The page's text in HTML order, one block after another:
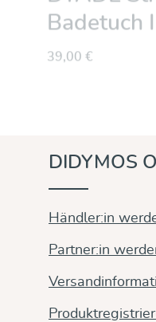
Badetuch
DIDYMOS
Händler:in
Partner:in